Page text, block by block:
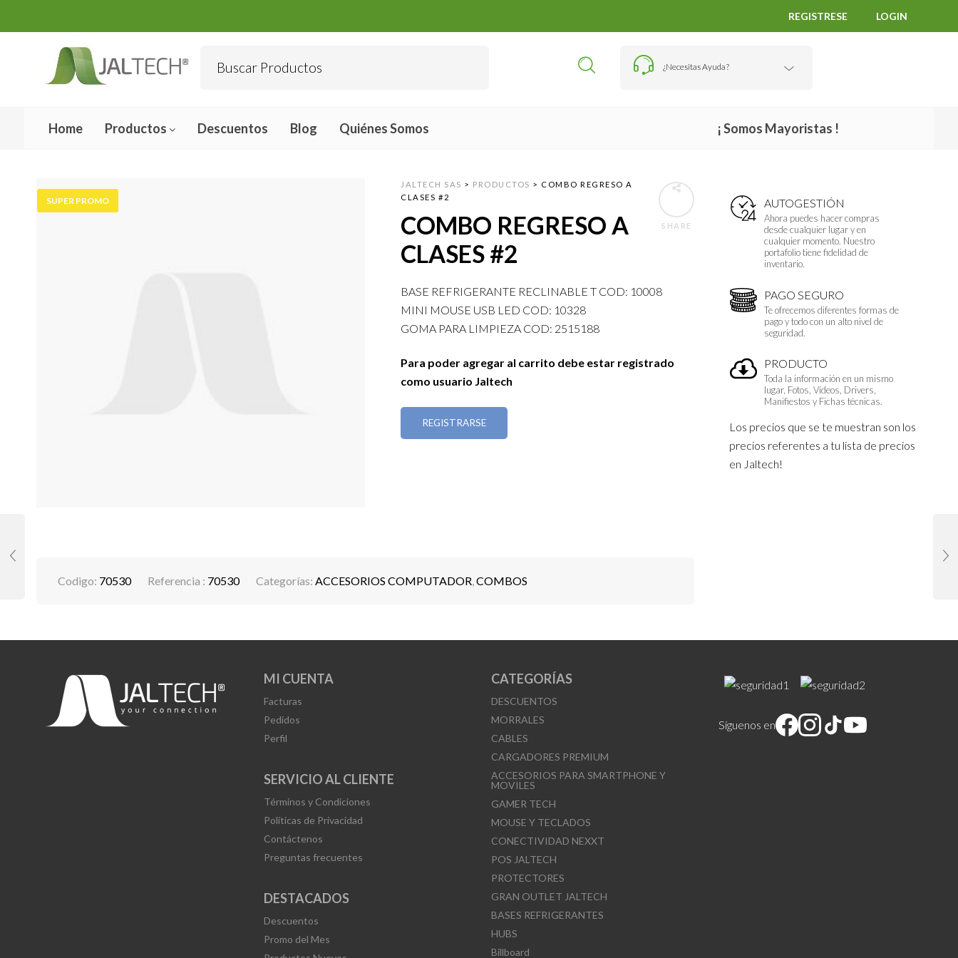
REGISTRESE LOGIN
¿Necesitas Ayuda?
Home Productos Descuentos Blog Quiénes Somos ¡ Somos Mayoristas !
AUTOGESTIÓN
Ahora puedes hacer compras
desde cualquier lugar y en
cualquier momento. Nuestro
portafolio tiene fidelidad de
inventario.
PAGO SEGURO
Te ofrecemos diferentes formas de
pago y todo con un alto nivel de
seguridad.
PRODUCTO
Toda la información en un mismo
lugar, Fotos, Vídeos, Drivers,
Manifiestos y Fichas técnicas.
Los precios que se te muestran son los
precios referentes a tu lista de precios
en Jaltech!
SUPER PROMO
SHARE
JALTECH SAS > PRODUCTOS > COMBO REGRESO A
CLASES #2
COMBO REGRESO A
CLASES #2
BASE REFRIGERANTE RECLINABLE T COD: 10008
MINI MOUSE USB LED COD: 10328
GOMA PARA LIMPIEZA COD: 2515188
Para poder agregar al carrito debe estar registrado
como usuario Jaltech
REGISTRARSE
Codigo: 70530 Referencia : 70530 Categorías: ACCESORIOS COMPUTADOR,COMBOS
MI CUENTA
Facturas
Pedidos
Perfil
SERVICIO AL CLIENTE
Términos y Condiciones
Políticas de Privacidad
Contáctenos
Preguntas frecuentes
DESTACADOS
Descuentos
Promo del Mes
CATEGORÍAS
DESCUENTOS
MORRALES
CABLES
CARGADORES PREMIUM
ACCESORIOS PARA SMARTPHONE Y
MOVILES
GAMER TECH
MOUSE Y TECLADOS
CONECTIVIDAD NEXXT
POS JALTECH
PROTECTORES
GRAN OUTLET JALTECH
BASES REFRIGERANTES
HUBS
Billboard
Síguenos en